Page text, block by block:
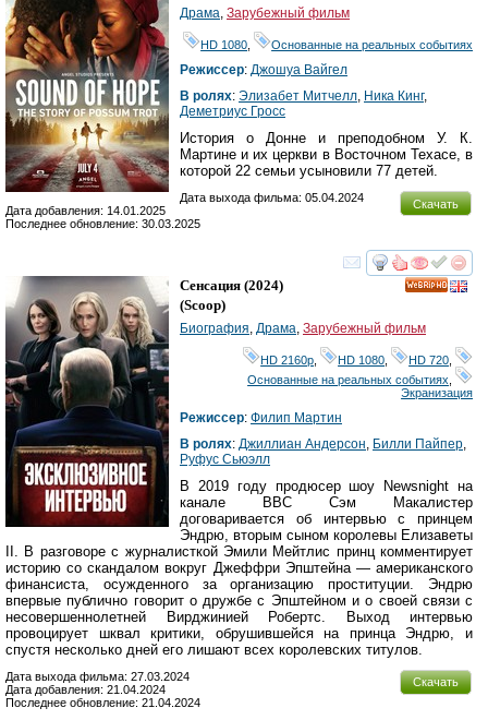
Драма, Зарубежный фильм
HD 1080, Основанные на реальных событиях
Режиссер: Джошуа Вайгел
В ролях: Элизабет Митчелл, Ника Кинг,
Деметриус Гросс
История о Донне и преподобном У. К.
Мартине и их церкви в Восточном Техасе, в
которой 22 семьи усыновили 77 детей.
Скачать
Дата выхода фильма: 05.04.2024
Дата добавления: 14.01.2025
Последнее обновление: 30.03.2025
смотреть
Сенсация (2024)
(Scoop)
Биография, Драма, Зарубежный фильм
HD 2160р HD 1080 HD 720
Основанные на реальных событиях
Экранизация
Режиссер: Филип Мартин
В ролях: Джиллиан Андерсон, Билли Пайпер,
Руфус Сьюэлл
В 2019 году продюсер шоу Newsnight на
канале BBC Сэм Макалистер
договаривается об интервью с принцем
Эндрю, вторым сыном королевы Елизаветы
II. В разговоре с журналисткой Эмили Мейтлис принц комментирует
историю со скандалом вокруг Джеффри Эпштейна — американского
финансиста, осужденного за организацию проституции. Эндрю
впервые публично говорит о дружбе с Эпштейном и о своей связи с
несовершеннолетней Вирджинией Робертс. Выход интервью
провоцирует шквал критики, обрушившейся на принца Эндрю, и
спустя несколько дней его лишают всех королевских титулов.
Скачать
Дата выхода фильма: 27.03.2024
Дата добавления: 21.04.2024
Последнее обновление: 21.04.2024